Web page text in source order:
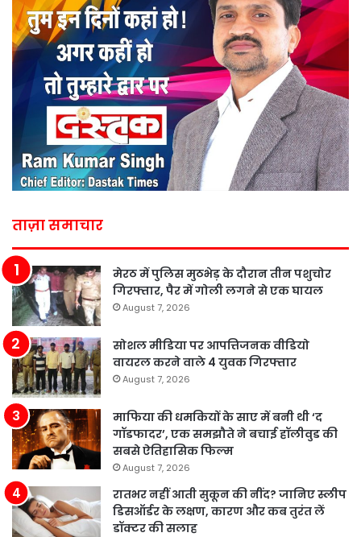
ताज़ा समाचार
मेरठ में पुलिस मुठभेड़ के दौरान तीन पशुचोर
गिरफ्तार, पैर में गोली लगने से एक घायल
August 7, 2026
सोशल मीडिया पर आपत्तिजनक वीडियो
वायरल करने वाले 4 युवक गिरफ्तार
August 7, 2026
माफिया की धमकियों के साए में बनी थी ‘द
गॉडफादर’, एक समझौते ने बचाई हॉलीवुड की
सबसे ऐतिहासिक फिल्म
August 7, 2026
रातभर नहीं आती सुकून की नींद? जानिए स्लीप
डिसऑर्डर के लक्षण, कारण और कब तुरंत लें
डॉक्टर की सलाह